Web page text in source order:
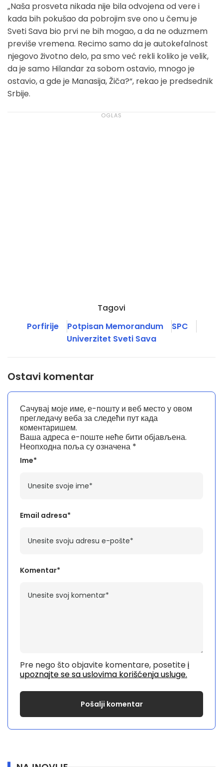
„Naša prosveta nikada nije bila odvojena od vere i
kada bih pokušao da pobrojim sve ono u čemu je
Sveti Sava bio prvi ne bih mogao, a da ne oduzmem
previše vremena. Recimo samo da je autokefalnost
njegovo životno delo, pa smo već rekli koliko je velik,
da je samo Hilandar za sobom ostavio, mnogo je
ostavio, a gde je Manasija, Žiča?“, rekao je predsednik
Srbije.
Tagovi
Porfirije
Potpisan Memorandum
SPC
Univerzitet Sveti Sava
Ostavi komentar
Ваша адреса е-поште неће бити објављена.
Неопходна поља су означена *
Komentar*
Pre nego što objavite komentare, posetitei
upoznajte se sa uslovima korišćenja usluge.
Ime*
Email adresa*
Сачувај моје име, е-пошту и веб место у овом
прегледачу веба за следећи пут када
коментаришем.